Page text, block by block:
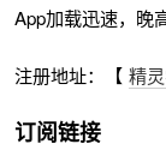
App加载迅速，晚
注册地址：【 精
订阅链接